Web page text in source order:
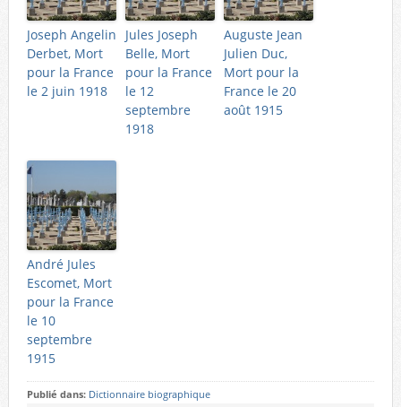
Joseph Angelin
Derbet, Mort
pour la France
le 2 juin 1918
Jules Joseph
Belle, Mort
pour la France
le 12
septembre
1918
Auguste Jean
Julien Duc,
Mort pour la
France le 20
août 1915
André Jules
Escomet, Mort
pour la France
le 10
septembre
1915
Publié dans: Dictionnaire biographique